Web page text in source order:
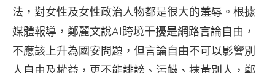
法，對女性及女性政治人物都是很大的羞辱。根據
媒體報導，鄭麗文說AI跨境干擾是網路言論自由，
不應該上升為國安問題，但言論自由不可以影響別